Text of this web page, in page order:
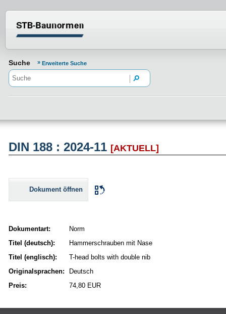
Suche Erweiterte Suche
DIN 188 : 2024-11 [AKTUELL]
Dokument öffnen
Dokumentart:
Norm
Titel (deutsch):
Hammerschrauben mit Nase
Titel (englisch):
T-head bolts with double nib
Originalsprachen:
Deutsch
Preis:
74,80 EUR